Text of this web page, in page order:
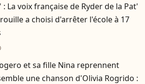
: La voix française de Ryder de la Pat'
a choisi d'arrêter l'école à 17
et sa fille Nina reprennent
une chanson d'Olivia Rogrido :